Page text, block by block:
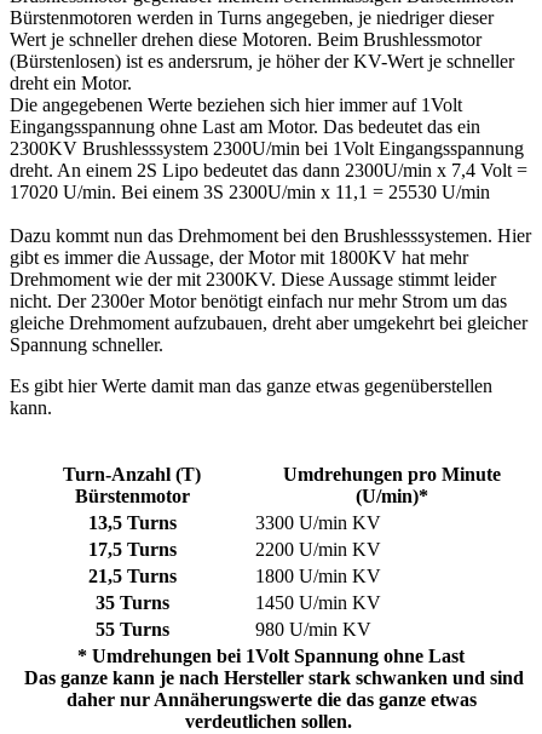
Bürstenmotoren werden in Turns angegeben, je niedriger dieser
Wert je schneller drehen diese Motoren. Beim Brushlessmotor
(Bürstenlosen) ist es andersrum, je höher der KV-Wert je schneller
dreht ein Motor.
Die angegebenen Werte beziehen sich hier immer auf 1Volt
Eingangsspannung ohne Last am Motor. Das bedeutet das ein
2300KV Brushlesssystem 2300U/min bei 1Volt Eingangsspannung
dreht. An einem 2S Lipo bedeutet das dann 2300U/min x 7,4 Volt =
17020 U/min. Bei einem 3S 2300U/min x 11,1 = 25530 U/min
Dazu kommt nun das Drehmoment bei den Brushlesssystemen. Hier
gibt es immer die Aussage, der Motor mit 1800KV hat mehr
Drehmoment wie der mit 2300KV. Diese Aussage stimmt leider
nicht. Der 2300er Motor benötigt einfach nur mehr Strom um das
gleiche Drehmoment aufzubauen, dreht aber umgekehrt bei gleicher
Spannung schneller.
Es gibt hier Werte damit man das ganze etwas gegenüberstellen
kann.
Turn-Anzahl (T)
Bürstenmotor
Umdrehungen pro Minute
(U/min)*
* Umdrehungen bei 1Volt Spannung ohne Last
Das ganze kann je nach Hersteller stark schwanken und sind
daher nur Annäherungswerte die das ganze etwas
verdeutlichen sollen.
13,5 Turns
3300 U/min KV
17,5 Turns
2200 U/min KV
21,5 Turns
1800 U/min KV
35 Turns
1450 U/min KV
55 Turns
980 U/min KV